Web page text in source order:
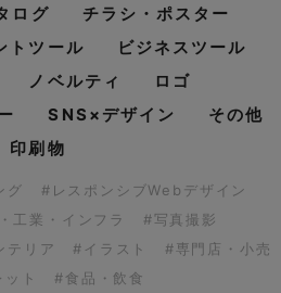
ログ
チラシ・ポスター
トツール
ビジネスツール
ノベルティ
ロゴ
SNS×デザイン
その他
印刷物
グ
#レスポンシブWebデザイン
工業・インフラ
#写真撮影
テリア
#イラスト
#専門店・小売
ト
#食品・飲食